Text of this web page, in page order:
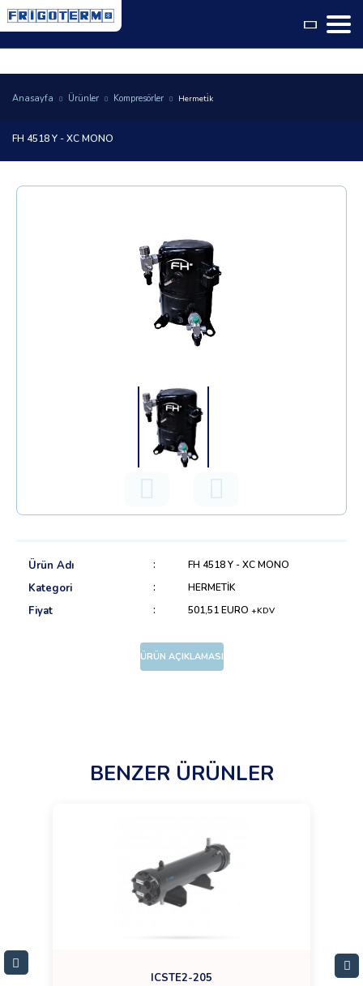
Language
Anasayfa Ürünler Kompresörler Hermeti̇k
FH 4518 Y - XC MONO
Ürün Adı FH 4518 Y - XC MONO
Kategori HERMETİK
Fiyat 501,51 EURO +KDV
ÜRÜN AÇIKLAMASI
BENZER ÜRÜNLER
ICSTE2-205